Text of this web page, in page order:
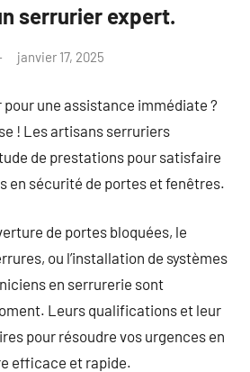
serrurier expert.
janvier 17, 2025
pour une assistance immédiate ?
! Les artisans serruriers
de prestations pour satisfaire
en sécurité de portes et fenêtres.
de portes bloquées, le
ou l’installation de systèmes
en serrurerie sont
Leurs qualifications et leur
pour résoudre vos urgences en
efficace et rapide.